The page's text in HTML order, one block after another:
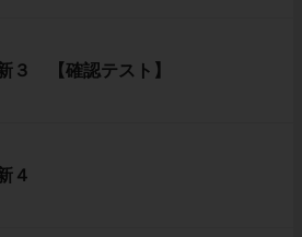
３ 【確認テスト】
４